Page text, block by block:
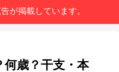
が掲載しています。
何歳？干支・本